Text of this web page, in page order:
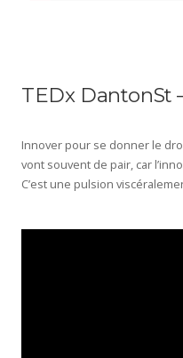
TEDx DantonSt
Innover pour se donner le
vont souvent de pair, car
C’est une pulsion